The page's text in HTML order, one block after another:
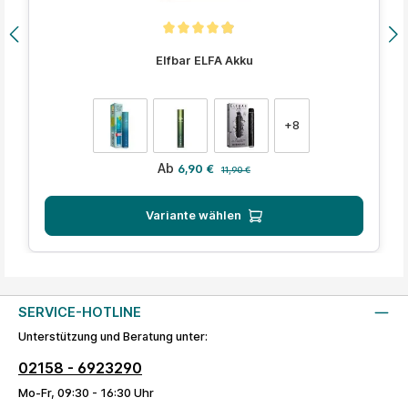
Elfbar ELFA Akku
auswählen
+8
Verkaufspreis:
Ab 6,90 € 11,90 €
Variante wählen
SERVICE-HOTLINE
Unterstützung und Beratung unter:
02158 - 6923290
Mo-Fr, 09:30 - 16:30 Uhr